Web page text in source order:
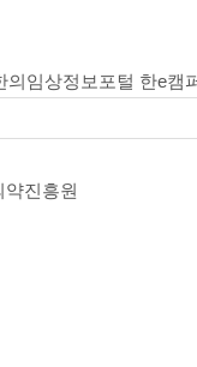
의임상정보포털 한e캠